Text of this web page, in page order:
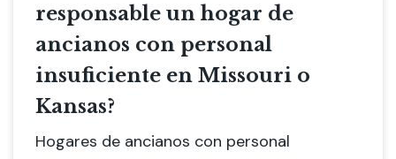
responsable un hogar de
ancianos con personal
insuficiente en Missouri o
Kansas?
Hogares de ancianos con personal